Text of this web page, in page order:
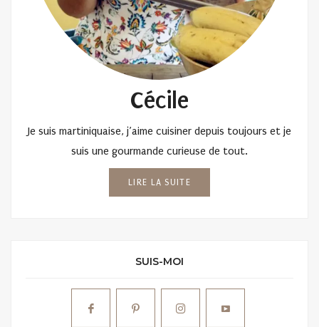
Cécile
Je suis martiniquaise, j’aime cuisiner depuis toujours et je
suis une gourmande curieuse de tout.
LIRE LA SUITE
SUIS-MOI